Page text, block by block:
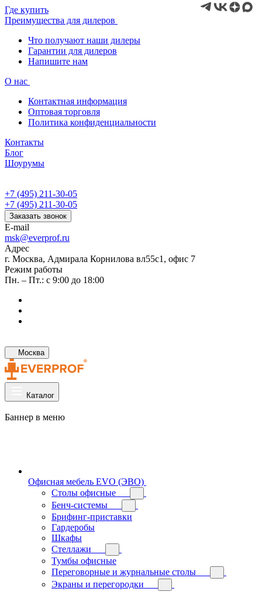
Где купить
Преимущества для дилеров
Что получают наши дилеры
Гарантии для дилеров
Напишите нам
О нас
Контактная информация
Оптовая торговля
Политика конфиденциальности
Контакты
Блог
Шоурумы
+7 (495) 211-30-05
+7 (495) 211-30-05
Заказать звонок
E-mail
msk@everprof.ru
Адрес
г. Москва, Адмирала Корнилова вл55с1, офис 7
Режим работы
Пн. – Пт.: с 9:00 до 18:00
Москва
Каталог
Баннер в меню
Офисная мебель EVO (ЭВО)
Cтолы офисные
Бенч-системы
Брифинг-приставки
Гардеробы
Шкафы
Стеллажи
Тумбы офисные
Переговорные и журнальные столы
Экраны и перегородки